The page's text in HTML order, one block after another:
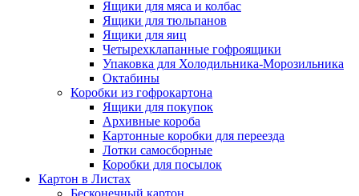
Ящики для мяса и колбас
Ящики для тюльпанов
Ящики для яиц
Четырехклапанные гофроящики
Упаковка для Холодильника-Морозильника
Октабины
Коробки из гофрокартона
Ящики для покупок
Архивные короба
Картонные коробки для переезда
Лотки самосборные
Коробки для посылок
Картон в Листах
Бесконечный картон